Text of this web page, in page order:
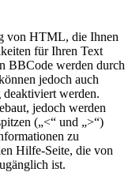
von HTML, die Ihnen
für Ihren Text
BBCode werden durch
jedoch auch
werden.
jedoch werden
(„<“ und „>“)
zu
Hilfe-Seite, die von
ist.